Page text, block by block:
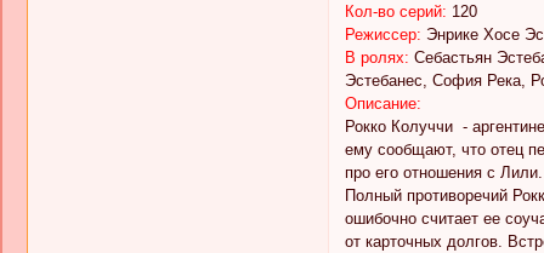
Кол-во серий: 120
Режиссер: Энрике Хосе
В ролях: Себастьян
Эстебанес, София Река,
Описание:
Рокко Колуччи -
ему сообщают, что отец
про его отношения с Лили.
Полный противоречий
ошибочно считает ее
от карточных долгов.